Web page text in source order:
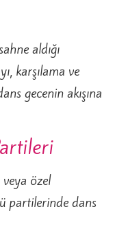
aldığı
karşılama ve
gecenin akışına
özel
partilerinde dans